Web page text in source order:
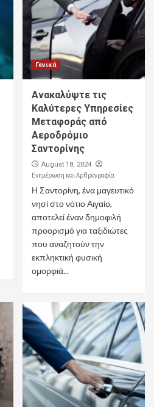
Γενικά
Ανακαλύψτε τις
Καλύτερες Υπηρεσίες
Μεταφοράς από
Αεροδρόμιο
Σαντορίνης
August 18, 2024
Ενημέρωση και Αρθρογραφία
Η Σαντορίνη, ένα μαγευτικό
νησί στο νότιο Αιγαίο,
αποτελεί έναν δημοφιλή
προορισμό για ταξιδιώτες
που αναζητούν την
εκπληκτική φυσική
ομορφιά...